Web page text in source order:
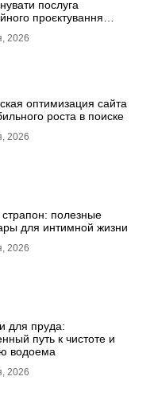
послуга
проєктування
2026
оптимизация сайта
роста в поиске
2026
полезные
для интимной жизни
2026
для пруда:
путь к чистоте и
водоема
2026